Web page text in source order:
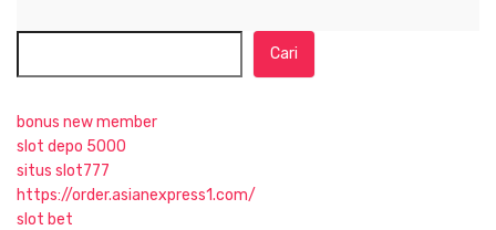
Cari
bonus new member
slot depo 5000
situs slot777
https://order.asianexpress1.com/
slot bet